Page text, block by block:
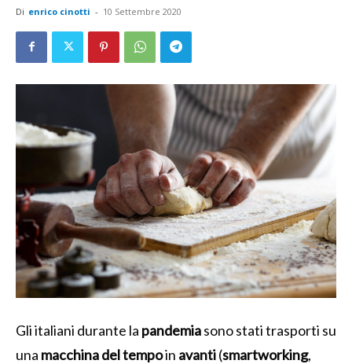
Di enrico cinotti - 10 Settembre 2020
Gli italiani durante la pandemiasono stati trasporti su
una macchina del tempoin avanti(smartworking,